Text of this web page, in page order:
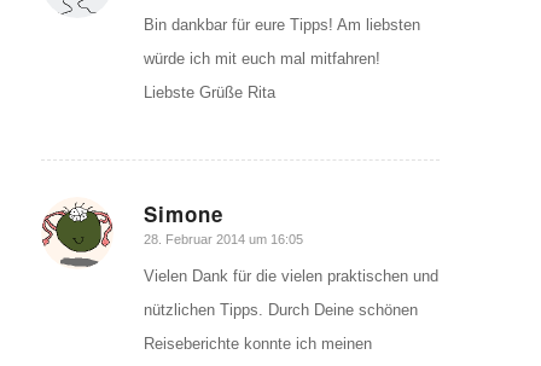
Bin dankbar für eure Tipps! Am liebsten
würde ich mit euch mal mitfahren!
Liebste Grüße Rita
Simone
sagte:
28. Februar 2014 um 16:05
Vielen Dank für die vielen praktischen und
nützlichen Tipps. Durch Deine schönen
Reiseberichte konnte ich meinen